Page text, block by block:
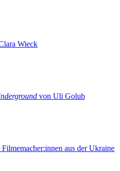
Wieck
von Uli Golub
aus der Ukraine